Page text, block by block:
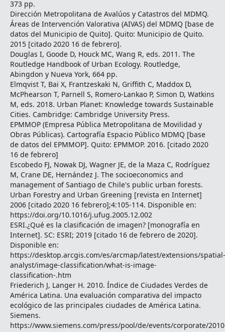
373 pp.
Dirección Metropolitana de Avalúos y Catastros del MDMQ.
Áreas de Intervención Valorativa (AIVAS) del MDMQ [base de
datos del Municipio de Quito]. Quito: Municipio de Quito.
2015 [citado 2020 16 de febrero].
Douglas I, Goode D, Houck MC, Wang R, eds. 2011. The
Routledge Handbook of Urban Ecology. Routledge,
Abingdon y Nueva York, 664 pp.
Elmqvist T, Bai X, Frantzeskaki N, Griffith C, Maddox D,
McPhearson T, Parnell S, Romero-Lankao P, Simon D, Watkins
M, eds. 2018. Urban Planet: Knowledge towards Sustainable
Cities. Cambridge: Cambridge University Press.
EPMMOP (Empresa Pública Metropolitana de Movilidad y
Obras Públicas). Cartografía Espacio Público MDMQ [base
de datos del EPMMOP]. Quito: EPMMOP. 2016. [citado 2020
16 de febrero]
Escobedo FJ, Nowak DJ, Wagner JE, de la Maza C, Rodríguez
M, Crane DE, Hernández J. The socioeconomics and
management of Santiago de Chile's public urban forests.
Urban Forestry and Urban Greening [revista en Internet]
2006 [citado 2020 16 febrero];4:105-114. Disponible en:
https://doi.org/10.1016/j.ufug.2005.12.002
ESRI.¿Qué es la clasificación de imagen? [monografía en
Internet]. SC: ESRI; 2019 [citado 16 de febrero de 2020].
Disponible en:
https://desktop.arcgis.com/es/arcmap/latest/extensions/spatial-
analyst/image-classification/what-is-image-
classification-.htm
Friederich J, Langer H. 2010. Índice de Ciudades Verdes de
América Latina. Una evaluación comparativa del impacto
ecológico de las principales ciudades de América Latina.
Siemens.
https://www.siemens.com/press/pool/de/events/corporate/